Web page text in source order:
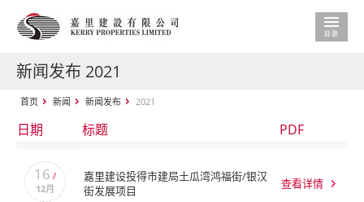
新闻发布 2021
首页 新闻 新闻发布 2021
日期 标题 PDF
16 /
12月
嘉里建设投得市建局土瓜湾鸿福街/银汉
街发展项目
查看详情